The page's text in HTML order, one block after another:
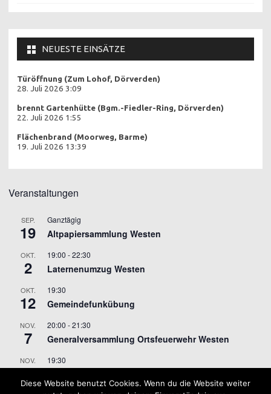
NEUESTE EINSÄTZE
Türöffnung (Zum Lohof, Dörverden)
28. Juli 2026 3:09
brennt Gartenhütte (Bgm.-Fiedler-Ring, Dörverden)
22. Juli 2026 1:55
Flächenbrand (Moorweg, Barme)
19. Juli 2026 13:39
Veranstaltungen
SEP.
19
Ganztägig
Altpapiersammlung Westen
OKT.
2
19:00 -22:30
Laternenumzug Westen
OKT.
12
19:30
Gemeindefunkübung
NOV.
7
20:00 -21:30
Generalversammlung Ortsfeuerwehr Westen
NOV.
9
19:30
Diese Website benutzt Cookies. Wenn du die Website weiter